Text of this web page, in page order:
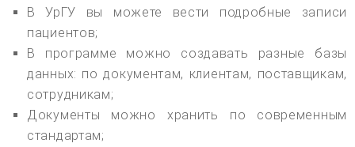
В УрГУ вы можете вести подробные записи
пациентов;
В программе можно создавать разные базы
данных: по документам, клиентам, поставщикам,
сотрудникам;
Документы можно хранить по современным
стандартам;